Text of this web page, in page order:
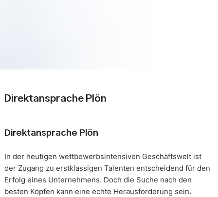
Direktansprache Plön
Direktansprache Plön
In der heutigen wettbewerbsintensiven Geschäftswelt ist
der Zugang zu erstklassigen Talenten entscheidend für den
Erfolg eines Unternehmens. Doch die Suche nach den
besten Köpfen kann eine echte Herausforderung sein.